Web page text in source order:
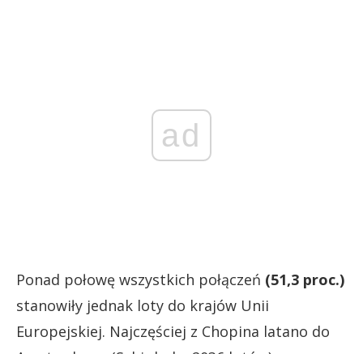
ad
Ponad połowę wszystkich połączeń (51,3 proc.)
stanowiły jednak loty do krajów Unii
Europejskiej. Najczęściej z Chopina latano do